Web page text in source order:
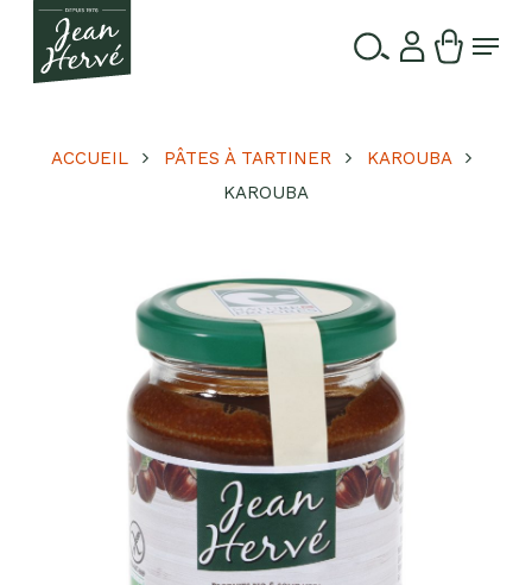
Passer
contenu
Menu
ACCUEIL PÂTES À TARTINER
KAROUBA
KAROUBA